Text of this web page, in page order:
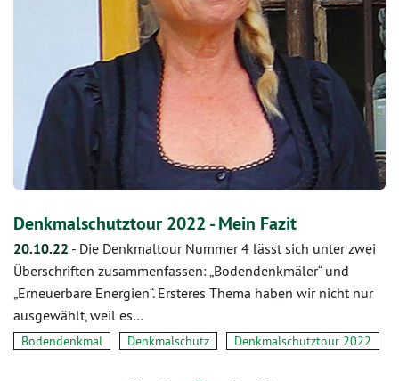
Denkmalschutztour 2022 - Mein Fazit
20.10.22 - Die Denkmaltour Nummer 4 lässt sich unter zwei
Überschriften zusammenfassen: „Bodendenkmäler“ und
„Erneuerbare Energien“. Ersteres Thema haben wir nicht nur
ausgewählt, weil es…
Bodendenkmal Denkmalschutz Denkmalschutztour 2022